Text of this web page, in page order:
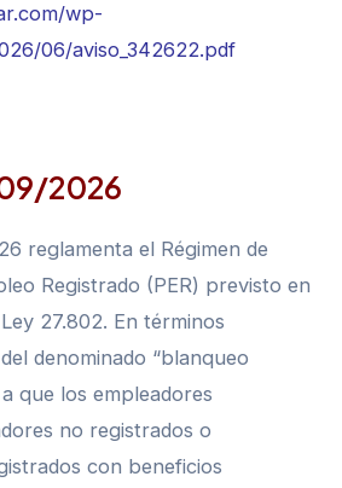
wp-
06/aviso_342622.pdf
2026
reglamenta el Régimen de
Registrado (PER) previsto en
27.802. En términos
denominado “blanqueo
que los empleadores
no registrados o
con beneficios